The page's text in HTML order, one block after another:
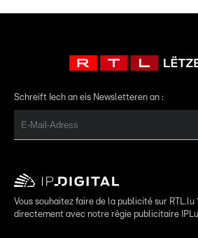
Schreift Iech an eis Newsletteren an :
Vous souhaitez faire de la publicité sur
directement avec notre régie publicitaire